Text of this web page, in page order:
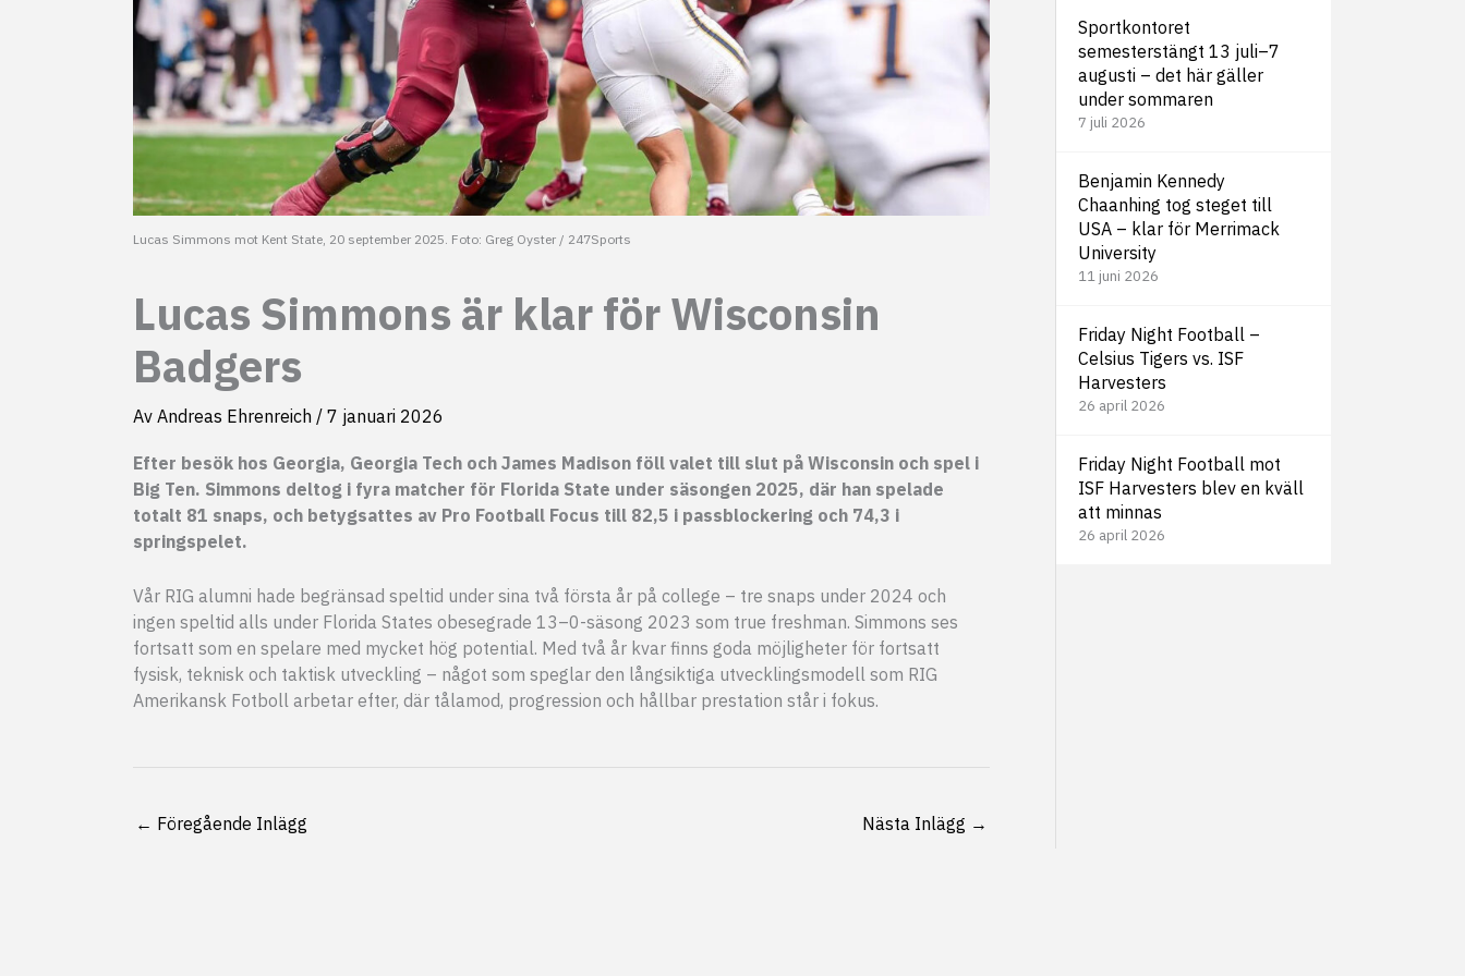
Lucas Simmons mot Kent State, 20 september 2025. Foto: Greg Oyster / 247Sports
Lucas Simmons är klar för Wisconsin
Badgers
Av Andreas Ehrenreich / 7 januari 2026
Efter besök hos Georgia, Georgia Tech och James Madison föll valet till slut på Wisconsin och spel i
Big Ten. Simmons deltog i fyra matcher för Florida State under säsongen 2025, där han spelade
totalt 81 snaps, och betygsattes av Pro Football Focus till 82,5 i passblockering och 74,3 i
springspelet.
Vår RIG alumni hade begränsad speltid under sina två första år på college – tre snaps under 2024 och
ingen speltid alls under Florida States obesegrade 13–0-säsong 2023 som true freshman. Simmons ses
fortsatt som en spelare med mycket hög potential. Med två år kvar finns goda möjligheter för fortsatt
fysisk, teknisk och taktisk utveckling – något som speglar den långsiktiga utvecklingsmodell som RIG
Amerikansk Fotboll arbetar efter, där tålamod, progression och hållbar prestation står i fokus.
← Föregående Inlägg Nästa Inlägg →
Sportkontoret
semesterstängt 13 juli–7
augusti – det här gäller
under sommaren
7 juli 2026
Benjamin Kennedy
Chaanhing tog steget till
USA – klar för Merrimack
University
11 juni 2026
Friday Night Football –
Celsius Tigers vs. ISF
Harvesters
26 april 2026
Friday Night Football mot
ISF Harvesters blev en kväll
att minnas
26 april 2026